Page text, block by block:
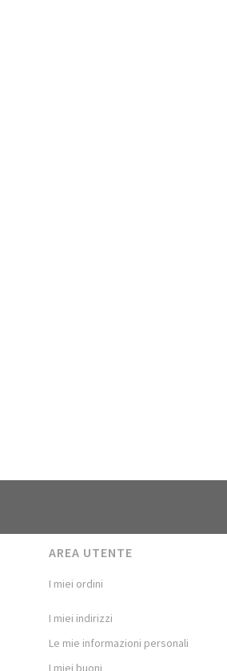
AREA UTENTE
I miei ordini
I miei indirizzi
Le mie informazioni personali
I miei buoni